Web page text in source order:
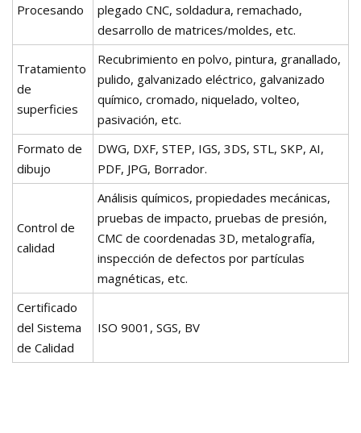
Procesando
plegado CNC, soldadura, remachado,
desarrollo de matrices/moldes, etc.
Tratamiento
de
superficies
Recubrimiento en polvo, pintura, granallado,
pulido, galvanizado eléctrico, galvanizado
químico, cromado, niquelado, volteo,
pasivación, etc.
Formato de
dibujo
DWG, DXF, STEP, IGS, 3DS, STL, SKP, AI,
PDF, JPG, Borrador.
Control de
calidad
Análisis químicos, propiedades mecánicas,
pruebas de impacto, pruebas de presión,
CMC de coordenadas 3D, metalografía,
inspección de defectos por partículas
magnéticas, etc.
Certificado
del Sistema
de Calidad
ISO 9001, SGS, BV